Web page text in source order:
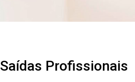
Saídas Profissionais